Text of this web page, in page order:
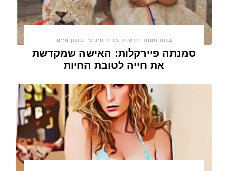
בנות חמות חדשות מדור חינוכי סגנון חיים
סמנתה פיירקלות: האישה שמקדשת
את חייה לטובת החיות